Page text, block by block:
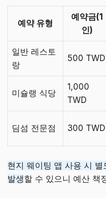
예약 유형
예약금(1
인)
일반 레스토
랑
500 TWD
미슐랭 식당
1,000
TWD
딤섬 전문점 300 TWD
현지 웨이팅 앱 사용 시
발생할 수 있으니 예산 책